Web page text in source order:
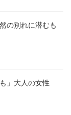
の別れに潜むも
」大人の女性